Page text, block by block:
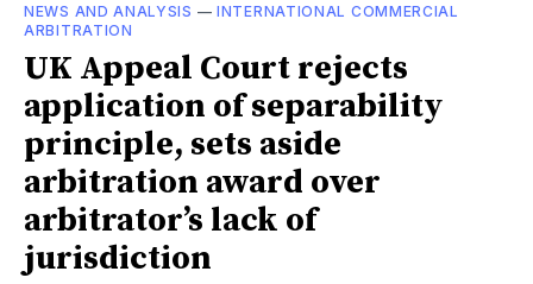
NEWS AND ANALYSIS —INTERNATIONAL COMMERCIAL
ARBITRATION
UK Appeal Court rejects
application of separability
principle, sets aside
arbitration award over
arbitrator’s lack of
jurisdiction